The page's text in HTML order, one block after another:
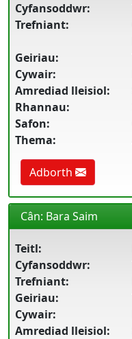
Cyfansoddwr:
Trefniant:
Geiriau:
Cywair:
Amrediad lleisiol:
Rhannau:
Safon:
Thema:
Adborth
Cân: Bara Saim
Teitl:
Cyfansoddwr:
Trefniant:
Geiriau:
Cywair:
Amrediad lleisiol: